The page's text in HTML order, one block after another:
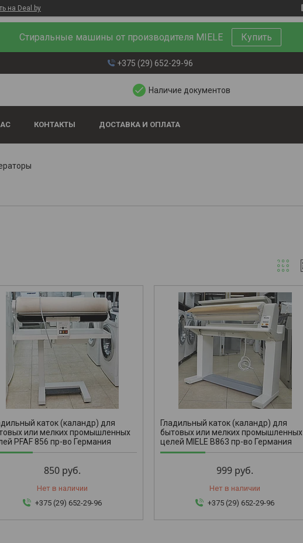
на Deal.by
Стиральные машины от производителя MIELE Купить
+375 (29) 652-29-96
Наличие документов
КОНТАКТЫ ДОСТАВКА И ОПЛАТА
каток (каландр) для
или мелких промышленных
PFAF 856 пр-во Германия
850 руб.
Нет в наличии
+375 (29) 652-29-96
Гладильный каток (каландр) для
бытовых или мелких промышленных
целей MIELE B863 пр-во Германия
999 руб.
Нет в наличии
+375 (29) 652-29-96